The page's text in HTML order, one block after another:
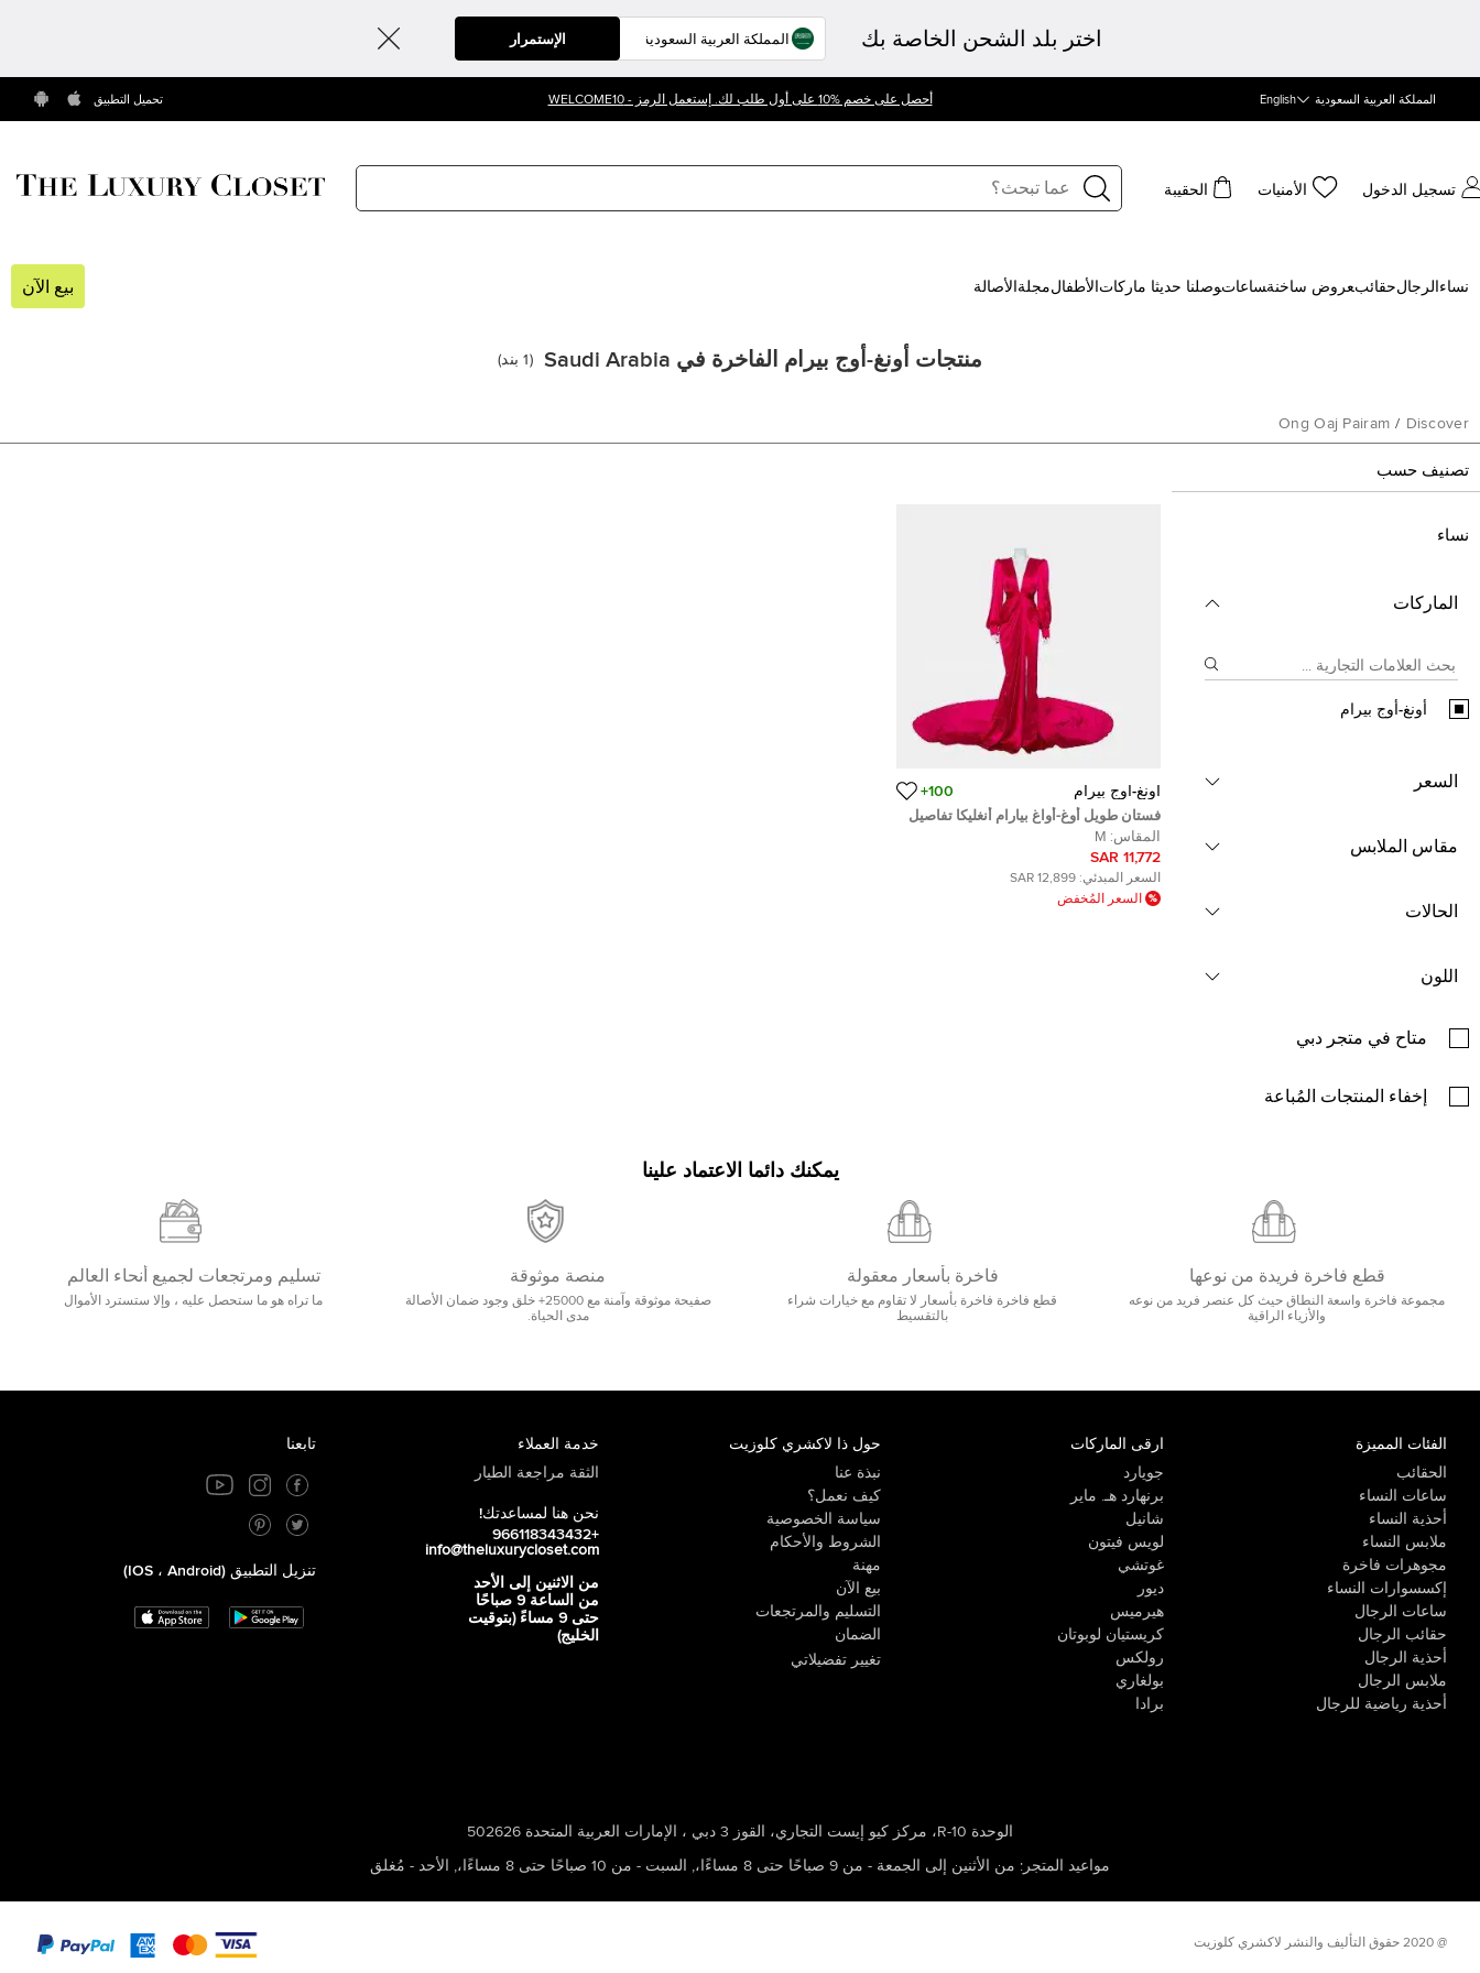
اختر بلد الشحن الخاصة بك الإستمرار
المملكة العربية السعودية English أحصل على خصم %10 على أول طلب لك. إستعمل الرمز - WELCOME10 تحميل التطبيق
تسجيل الدخول الأمنيات الحقيبة
نساء الرجالحقائب‍عروض ساخنة‍ساعات‍وصلنا حديثا ‍ ماركات الأطفالمجلة الأصالة بيع الآن
منتجات أونغ-أوج بيرام الفاخرة في Saudi Arabia (
1 بند)
Discover
/
Ong Oaj Pairam
تصنيف حسب
نساء
الماركات
أونغ-أوج بيرام
السعر
مقاس الملابس
الحالات
اللون
متاح في متجر دبي
إخفاء المنتجات المُباعة
أونغ-أوج بيرام 100+
فستان طويل أوغ-أواغ بيارام أنغليكا تفاصيل
تريل رقبة بحمالات ساتان حرير وردي فوشيا
مقاس متوسط - ميديوم
المقاس: M
11,772 SAR
السعر المبدئي: 12,899 SAR
السعر المُخفض
يمكنك دائما الاعتماد علينا
قطع فاخرة فريدة من نوعها
مجموعة فاخرة واسعة النطاق حيث كل عنصر فريد من نوعه
والأزياء الراقية
فاخرة بأسعار معقولة
قطع فاخرة فاخرة بأسعار لا تقاوم مع خيارات شراء
بالتقسيط
منصة موثوقة
صفيحة موثوقة وآمنة مع 25000+ خلق وجود ضمان الأصالة
مدى الحياة.
تسليم ومرتجعات لجميع أنحاء العالم
ما تراه هو ما ستحصل عليه ، وإلا ستسترد الأموال
الفئات المميزة
الحقائب
ساعات النساء
أحذية النساء
ملابس النساء
مجوهرات فاخرة
إكسسوارات النساء
ساعات الرجال
حقائب الرجال
أحذية الرجال
ملابس الرجال
أحذية رياضية للرجال
ارقى الماركات
جويارد
برنهارد هـ. ماير
شانيل
لويس فيتون
غوتشي
ديور
هيرميس
كريستيان لوبوتان
رولكس
بولغاري
برادا
حول ذا لاكشري كلوزيت
نبذة عنا
كيف نعمل؟
سياسة الخصوصية
الشروط والأحكام
مهنة
بيع الآن
التسليم والمرتجعات
الضمان
تغيير تفضيلاتي
خدمة العملاء
الثقة مراجعة الطيار
نحن هنا لمساعدتك!
+966118343432
info@theluxurycloset.com
من الاثنين إلى الأحد
من الساعة 9 صباحًا
حتى 9 مساءً (بتوقيت
الخليج)
تابعنا
تنزيل التطبيق (iOS ، Android)
الوحدة R-10، مركز كيو إيست التجاري، القوز 3 دبي ، الإمارات العربية المتحدة 502626
مواعيد المتجر : من الأثنين إلى الجمعة - من 9 صباحًا حتى 8 مساءًا، , السبت - من 10 صباحًا حتى 8 مساءًا، , الأحد - مُغلق
@ 2020 حقوق التأليف والنشر لاكشري كلوزيت